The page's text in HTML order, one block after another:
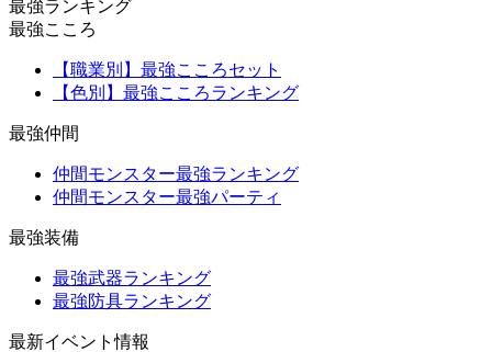
最強ランキング
最強こころ
【職業別】最強こころセット
【色別】最強こころランキング
最強仲間
仲間モンスター最強ランキング
仲間モンスター最強パーティ
最強装備
最強武器ランキング
最強防具ランキング
最新イベント情報